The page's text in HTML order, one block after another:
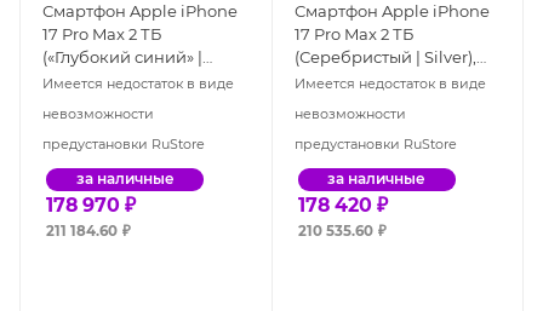
Смартфон Apple iPhone
17 Pro Max 2 ТБ
(«Глубокий синий» |
Deep Blue), Dual: nano
Имеется недостаток в виде
невозможности
предустановки RuStore
за наличные
178 970 ₽
211 184.60 ₽
Смартфон Apple iPhone
17 Pro Max 2 ТБ
(Серебристый | Silver),
Dual: nano SIM + eSIM
Имеется недостаток в виде
невозможности
предустановки RuStore
за наличные
178 420 ₽
210 535.60 ₽